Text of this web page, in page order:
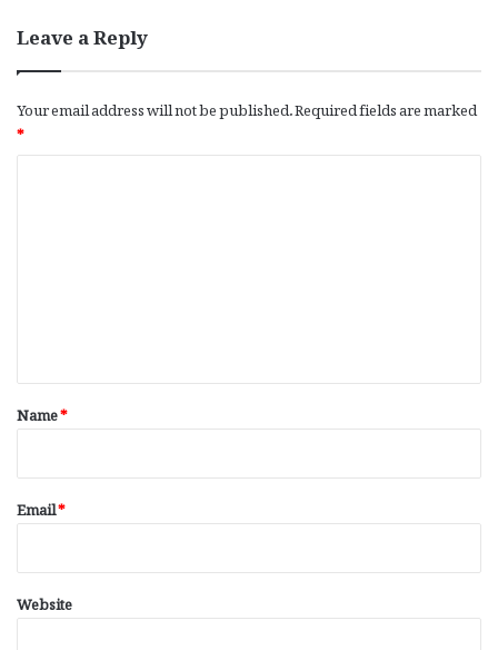
Leave a Reply
Your email address will not be published.Required fields are marked
*
*
Name*
Email*
Website